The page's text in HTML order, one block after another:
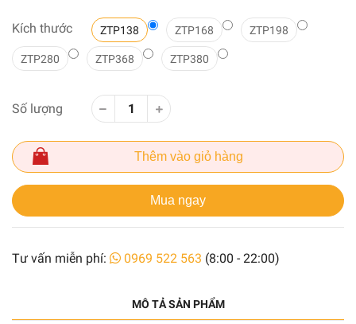
Kích thước ZTP138 ZTP168 ZTP198
ZTP280 ZTP368 ZTP380
Số lượng
Thêm vào giỏ hàng
Mua ngay
Tư vấn miễn phí: 0969 522 563 (8:00 - 22:00)
MÔ TẢ SẢN PHẨM